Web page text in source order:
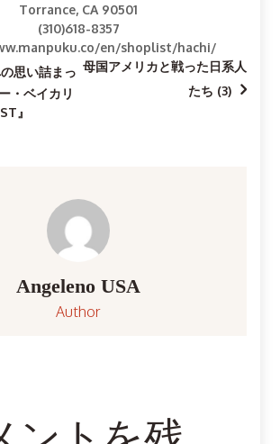
Torrance, CA 90501
(310)618-8357
en/shoplist/hachi/
の思い詰まっ
・ベイカリ
』
母国アメリカと戦った日系人
たち (3)
Angeleno USA
Author